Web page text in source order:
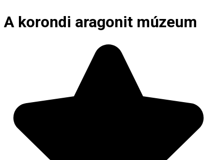
A korondi aragonit múzeum